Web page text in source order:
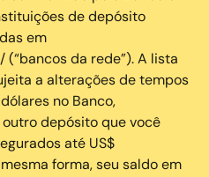
de depósito
em
da rede”). A lista
a alterações de tempos
no Banco,
depósito que você
até US$
forma, seu saldo em